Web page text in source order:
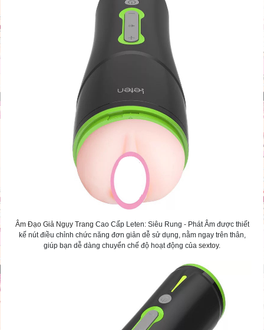
Âm Đạo Giả Ngụy Trang Cao Cấp Leten: Siêu Rung - Phát Âm được thiết
kế nút điều chỉnh chức năng đơn giản dễ sử dụng, nằm ngay trên thân,
giúp bạn dễ dàng chuyển chế độ hoạt động của sextoy.